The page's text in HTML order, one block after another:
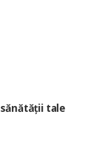
tale